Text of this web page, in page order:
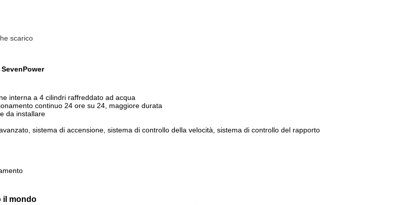
scarico
interna a 4 cilindri raffreddato ad acqua
continuo 24 ore su 24, maggiore durata
da installare
sistema di accensione, sistema di controllo della velocità, sistema di controllo del rapporto
il mondo